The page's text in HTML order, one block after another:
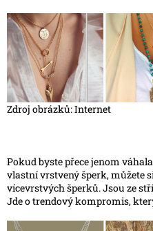
Zdroj obrázků: Internet
Pokud byste přece jenom
vlastní vrstvený šperk, můžete
vícevrstvých šperků. Jsou ze
Jde o trendový kompromis,